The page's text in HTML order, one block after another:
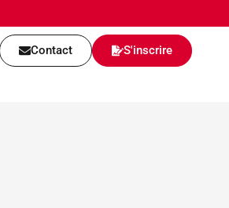
Contact S'inscrire